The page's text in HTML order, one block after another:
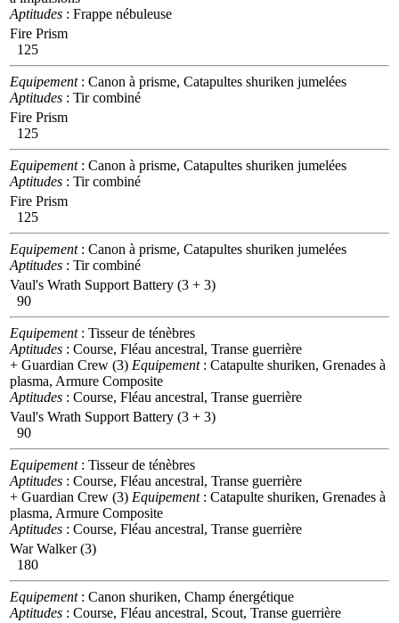
Aptitudes : Frappe nébuleuse
Fire Prism
125
Equipement: Canon à prisme, Catapultes shuriken jumelées
Aptitudes : Tir combiné
Fire Prism
125
Equipement: Canon à prisme, Catapultes shuriken jumelées
Aptitudes : Tir combiné
Fire Prism
125
Equipement: Canon à prisme, Catapultes shuriken jumelées
Aptitudes : Tir combiné
Vaul's Wrath Support Battery (3 + 3)
90
Equipement: Tisseur de ténèbres
Aptitudes : Course, Fléau ancestral, Transe guerrière
+ Guardian Crew (3) Equipement: Catapulte shuriken, Grenades à
plasma, Armure Composite
Aptitudes : Course, Fléau ancestral, Transe guerrière
Vaul's Wrath Support Battery (3 + 3)
90
Equipement: Tisseur de ténèbres
Aptitudes : Course, Fléau ancestral, Transe guerrière
+ Guardian Crew (3) Equipement: Catapulte shuriken, Grenades à
plasma, Armure Composite
Aptitudes : Course, Fléau ancestral, Transe guerrière
War Walker (3)
180
Equipement: Canon shuriken, Champ énergétique
Aptitudes : Course, Fléau ancestral, Scout, Transe guerrière